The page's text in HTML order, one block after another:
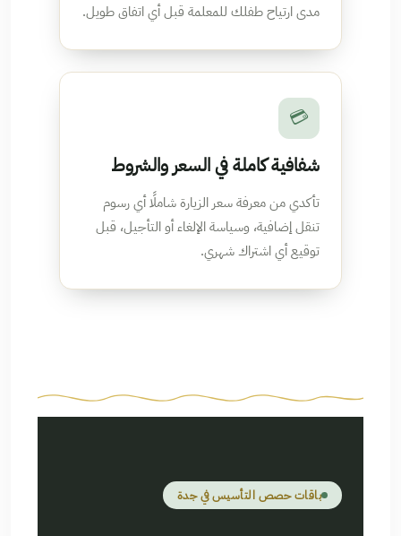
مدى ارتياح طفلك للمعلمة قبل أي اتفاق طويل.
💳
شفافية كاملة في السعر والشروط
تأكدي من معرفة سعر الزيارة شاملًا أي رسوم
تنقل إضافية، وسياسة الإلغاء أو التأجيل، قبل
توقيع أي اشتراك شهري.
باقات حصص التأسيس في جدة